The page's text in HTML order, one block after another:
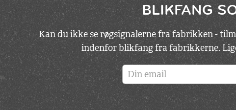
BLIKFANG
Kan du ikke se røgsignalerne fra fabrikken -
indenfor blikfang fra fabrikkerne.